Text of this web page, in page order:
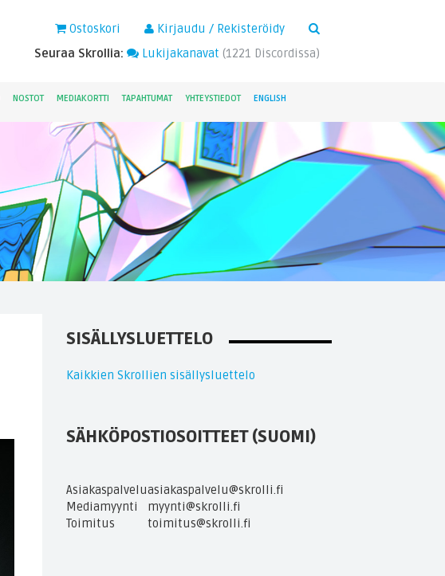
Kirjaudu / Rekisteröidy
Ostoskori
Seuraa Skrollia:
Lukijakanavat (1221 Discordissa)
NOSTOT MEDIAKORTTI TAPAHTUMAT YHTEYSTIEDOT ENGLISH
SISÄLLYSLUETTELO
Kaikkien Skrollien sisällysluettelo
SÄHKÖPOSTIOSOITTEET (SUOMI)
Asiakaspalveluasiakaspalvelu@skrolli.fi
Mediamyynti
myynti@skrolli.fi
Toimitus
toimitus@skrolli.fi